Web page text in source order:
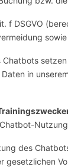
f DSGVO
Chatbots
in
des
gesetzlichen